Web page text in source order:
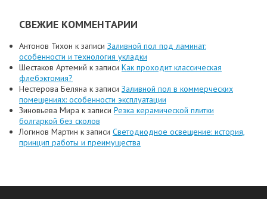
СВЕЖИЕ КОММЕНТАРИИ
Антонов Тихон к записи Заливной пол под ламинат:
особенности и технология укладки
Шестаков Артемий к записи Как проходит классическая
флебэктомия?
Нестерова Беляна к записи Заливной пол в коммерческих
помещениях: особенности эксплуатации
Зиновьева Мира к записи Резка керамической плитки
болгаркой без сколов
Логинов Мартин к записи Светодиодное освещение: история,
принцип работы и преимущества